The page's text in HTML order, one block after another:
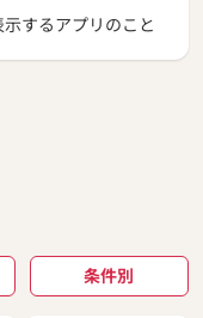
するアプリのこと
条件別